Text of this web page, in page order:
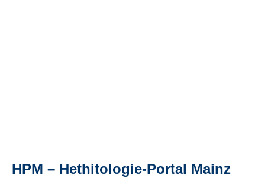
HPM – Hethitologie-Portal Mainz